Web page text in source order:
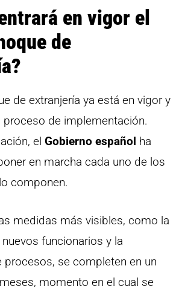
en vigor el
de
de extranjería ya está en vigor y
proceso de implementación.
el Gobierno español ha
en marcha cada uno de los
componen.
medidas más visibles, como la
funcionarios y la
procesos, se completen en un
momento en el cual se